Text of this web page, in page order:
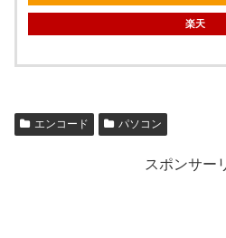
楽天
エンコード パソコン
スポンサー